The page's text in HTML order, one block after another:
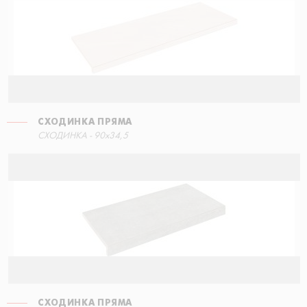
СХОДИНКА ПРЯМА
СХОДИНКА - 90x34,5
СХОДИНКА ПРЯМА
СХОДИНКА ПРЯМА
30x34,5
СХОДИНКА ПРЯМА